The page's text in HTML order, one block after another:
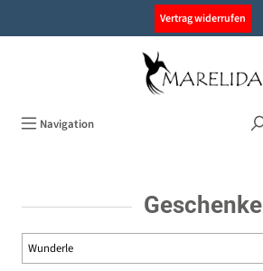
Vertrag widerrufen
Navigation
Geschenke
Wunderle